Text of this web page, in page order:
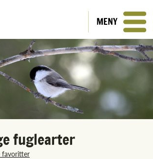
MENY
fuglearter
favoritter